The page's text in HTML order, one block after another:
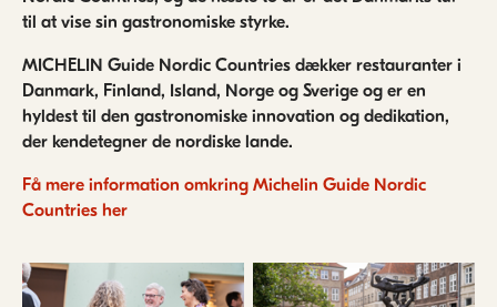
til at vise sin gastronomiske styrke.
MICHELIN Guide Nordic Countries dækker restauranter i
Danmark, Finland, Island, Norge og Sverige og er en
hyldest til den gastronomiske innovation og dedikation,
der kendetegner de nordiske lande.
Få mere information omkring Michelin Guide Nordic
Countries her